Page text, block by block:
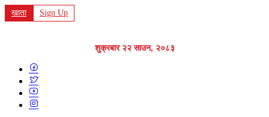
खाता Sign Up
शुक्रबार २२ साउन, २०८३